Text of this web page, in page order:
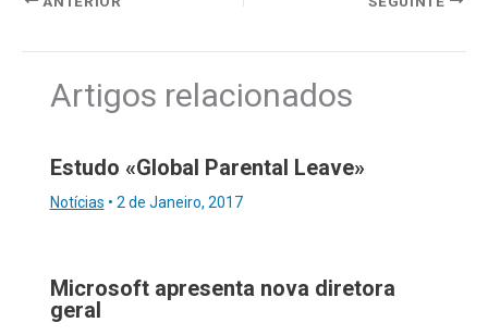
Artigos relacionados
Estudo «Global Parental Leave»
Notícias • 2 de Janeiro, 2017
Microsoft apresenta nova diretora
geral